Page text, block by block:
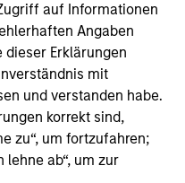
auf Informationen
Angaben
dieser Erklärungen
mit
und verstanden habe.
korrekt sind,
zu“, um fortzufahren;
ab“, um zur
die Risiken, so dass
einer Anlage zu einer
sowohl im negativen
dieser Anlage und
kann.
Unterlagen beziehen
Stanley Investment
Sie, dass nicht
sind und Teilfonds